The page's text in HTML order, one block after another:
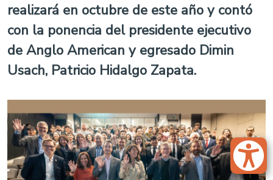
realizará en octubre de este año y contó
con la ponencia del presidente ejecutivo
de Anglo American y egresado Dimin
Usach, Patricio Hidalgo Zapata.